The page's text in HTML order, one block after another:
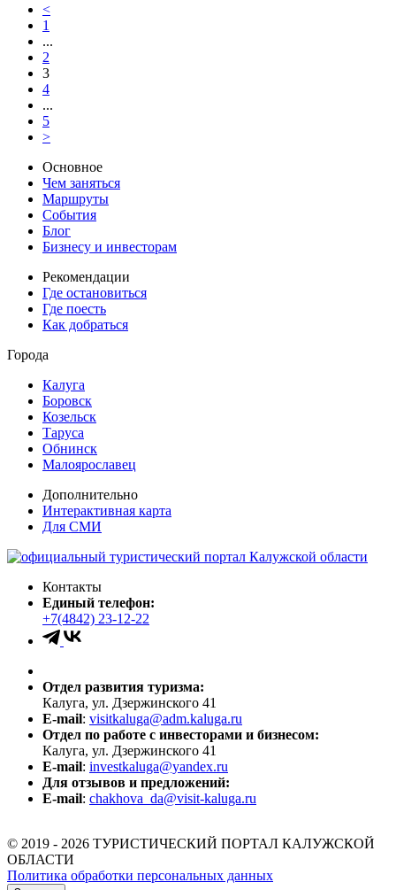
<
1
...
2
3
4
...
5
>
Основное
Чем заняться
Маршруты
События
Блог
Бизнесу и инвесторам
Рекомендации
Где остановиться
Где поесть
Как добраться
Города
Калуга
Боровск
Козельск
Таруса
Обнинск
Малоярославец
Дополнительно
Интерактивная карта
Для СМИ
Контакты
Единый телефон:
+7(4842) 23-12-22
Отдел развития туризма:
Калуга, ул. Дзержинского 41
E-mail: visitkaluga@adm.kaluga.ru
Отдел по работе с инвесторами и бизнесом:
Калуга, ул. Дзержинского 41
E-mail: investkaluga@yandex.ru
Для отзывов и предложений:
E-mail: chakhova_da@visit-kaluga.ru
© 2019 - 2026 ТУРИСТИЧЕСКИЙ ПОРТАЛ КАЛУЖСКОЙ
ОБЛАСТИ
Политика обработки персональных данных